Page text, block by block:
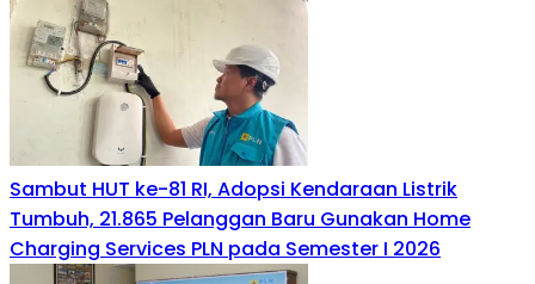
Sambut HUT ke-81 RI, Adopsi Kendaraan Listrik
Tumbuh, 21.865 Pelanggan Baru Gunakan Home
Charging Services PLN pada Semester I 2026